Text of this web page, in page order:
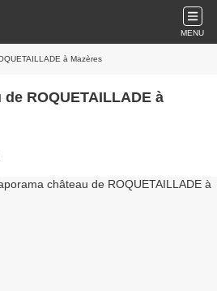
MENU
à Mazères
ROQUETAILLADE à